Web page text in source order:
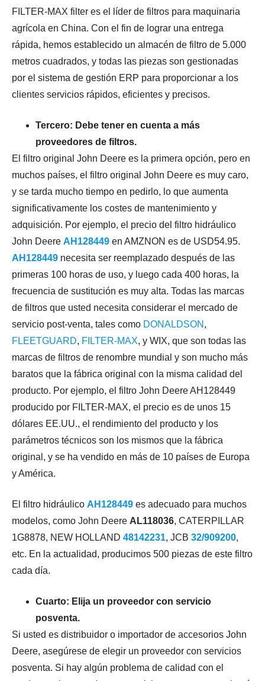
FILTER-MAX filter es el líder de filtros para maquinaria
agrícola en China. Con el fin de lograr una entrega
rápida, hemos establecido un almacén de filtro de 5.000
metros cuadrados, y todas las piezas son gestionadas
por el sistema de gestión ERP para proporcionar a los
clientes servicios rápidos, eficientes y precisos.
Tercero: Debe tener en cuenta a más
proveedores de filtros.
El filtro original John Deere es la primera opción, pero en
muchos países, el filtro original John Deere es muy caro,
y se tarda mucho tiempo en pedirlo, lo que aumenta
significativamente los costes de mantenimiento y
adquisición. Por ejemplo, el precio del filtro hidráulico
John Deere AH128449 en AMZNON es de USD54.95.
AH128449 necesita ser reemplazado después de las
primeras 100 horas de uso, y luego cada 400 horas, la
frecuencia de sustitución es muy alta. Todas las marcas
de filtros que usted necesita considerar el mercado de
servicio post-venta, tales como DONALDSON ,
FLEETGUARD, FILTER-MAX, y WIX, que son todas las
marcas de filtros de renombre mundial y son mucho más
baratos que la fábrica original con la misma calidad del
producto. Por ejemplo, el filtro John Deere AH128449
producido por FILTER-MAX, el precio es de unos 15
dólares EE.UU., el rendimiento del producto y los
parámetros técnicos son los mismos que la fábrica
original, y se ha vendido en más de 10 países de Europa
y América.
El filtro hidráulico AH128449 es adecuado para muchos
modelos, como John Deere AL118036, CATERPILLAR
1G8878, NEW HOLLAND 48142231, JCB 32/909200,
etc. En la actualidad, producimos 500 piezas de este filtro
cada día.
Cuarto: Elija un proveedor con servicio
posventa.
Si usted es distribuidor o importador de accesorios John
Deere, asegúrese de elegir un proveedor con servicios
posventa. Si hay algún problema de calidad con el